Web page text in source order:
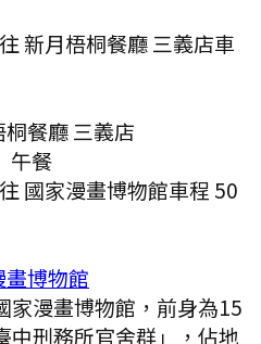
新月梧桐餐廳 三義店車
桐餐廳 三義店
午餐
國家漫畫博物館車程 50
畫博物館
家漫畫博物館，前身為15
中刑務所官舍群」，佔地